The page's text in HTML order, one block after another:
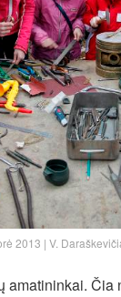
2013 | V.